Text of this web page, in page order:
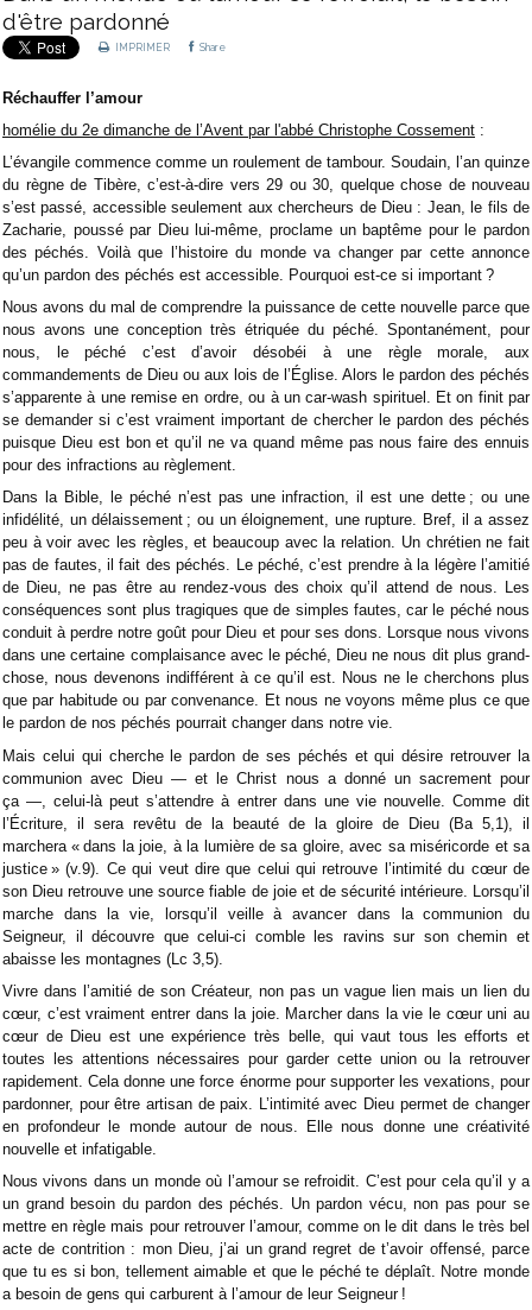
d'être pardonné
IMPRIMER Share
Réchauffer l’amour
homélie du 2e dimanche de l’Avent par l'abbé Christophe Cossement :
L’évangile commence comme un roulement de tambour. Soudain, l’an quinze
du règne de Tibère, c’est-à-dire vers 29 ou 30, quelque chose de nouveau
s’est passé, accessible seulement aux chercheurs de Dieu : Jean, le fils de
Zacharie, poussé par Dieu lui-même, proclame un baptême pour le pardon
des péchés. Voilà que l’histoire du monde va changer par cette annonce
qu’un pardon des péchés est accessible. Pourquoi est-ce si important ?
Nous avons du mal de comprendre la puissance de cette nouvelle parce que
nous avons une conception très étriquée du péché. Spontanément, pour
nous, le péché c’est d’avoir désobéi à une règle morale, aux
commandements de Dieu ou aux lois de l’Église. Alors le pardon des péchés
s’apparente à une remise en ordre, ou à un car-wash spirituel. Et on finit par
se demander si c’est vraiment important de chercher le pardon des péchés
puisque Dieu est bon et qu’il ne va quand même pas nous faire des ennuis
pour des infractions au règlement.
Dans la Bible, le péché n’est pas une infraction, il est une dette ; ou une
infidélité, un délaissement ; ou un éloignement, une rupture. Bref, il a assez
peu à voir avec les règles, et beaucoup avec la relation. Un chrétien ne fait
pas de fautes, il fait des péchés. Le péché, c’est prendre à la légère l’amitié
de Dieu, ne pas être au rendez-vous des choix qu’il attend de nous. Les
conséquences sont plus tragiques que de simples fautes, car le péché nous
conduit à perdre notre goût pour Dieu et pour ses dons. Lorsque nous vivons
dans une certaine complaisance avec le péché, Dieu ne nous dit plus grand-
chose, nous devenons indifférent à ce qu’il est. Nous ne le cherchons plus
que par habitude ou par convenance. Et nous ne voyons même plus ce que
le pardon de nos péchés pourrait changer dans notre vie.
Mais celui qui cherche le pardon de ses péchés et qui désire retrouver la
communion avec Dieu — et le Christ nous a donné un sacrement pour
ça —, celui-là peut s’attendre à entrer dans une vie nouvelle. Comme dit
l’Écriture, il sera revêtu de la beauté de la gloire de Dieu (Ba 5,1), il
marchera « dans la joie, à la lumière de sa gloire, avec sa miséricorde et sa
justice » (v.9). Ce qui veut dire que celui qui retrouve l’intimité du cœur de
son Dieu retrouve une source fiable de joie et de sécurité intérieure. Lorsqu’il
marche dans la vie, lorsqu’il veille à avancer dans la communion du
Seigneur, il découvre que celui-ci comble les ravins sur son chemin et
abaisse les montagnes (Lc 3,5).
Vivre dans l’amitié de son Créateur, non pas un vague lien mais un lien du
cœur, c’est vraiment entrer dans la joie. Marcher dans la vie le cœur uni au
cœur de Dieu est une expérience très belle, qui vaut tous les efforts et
toutes les attentions nécessaires pour garder cette union ou la retrouver
rapidement. Cela donne une force énorme pour supporter les vexations, pour
pardonner, pour être artisan de paix. L’intimité avec Dieu permet de changer
en profondeur le monde autour de nous. Elle nous donne une créativité
nouvelle et infatigable.
Nous vivons dans un monde où l’amour se refroidit. C’est pour cela qu’il y a
un grand besoin du pardon des péchés. Un pardon vécu, non pas pour se
mettre en règle mais pour retrouver l’amour, comme on le dit dans le très bel
acte de contrition : mon Dieu, j’ai un grand regret de t’avoir offensé, parce
que tu es si bon, tellement aimable et que le péché te déplaît. Notre monde
a besoin de gens qui carburent à l’amour de leur Seigneur !